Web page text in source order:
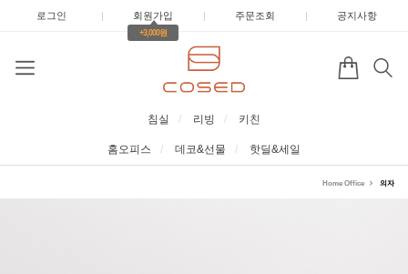
로그인 | 회원가입 |
+3,000원
주문조회 | 공지사항
침실 리빙 키친
홈오피스 데코&선물 핫딜&세일
Home Office 의자